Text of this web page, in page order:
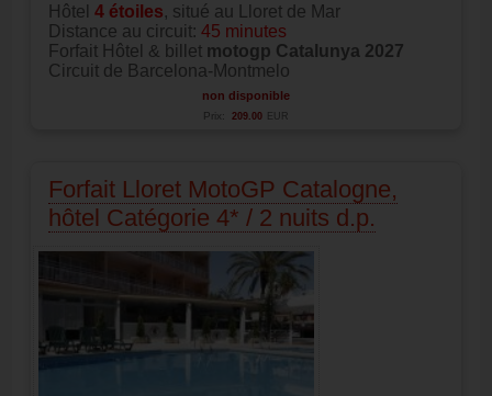
Hôtel 4 étoiles, situé au Lloret de Mar
Distance au circuit: 45 minutes
Forfait Hôtel & billet motogp Catalunya 2027
Circuit de Barcelona-Montmelo
non disponible
Prix: 209.00 EUR
Forfait Lloret MotoGP Catalogne,
hôtel Catégorie 4* / 2 nuits d.p.